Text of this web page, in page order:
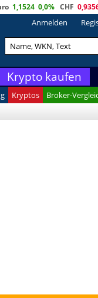
1,1524 0,0% CHF
Anmelden
Krypto kaufen
Kryptos Broker-